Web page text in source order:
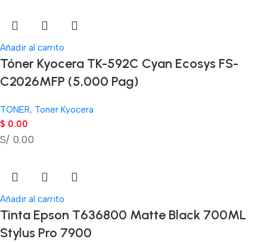
Añadir al carrito
Tóner Kyocera TK-592C Cyan Ecosys FS-
C2026MFP (5,000 Pag)
TONER, Toner Kyocera
$ 0.00
S/ 0.00
Añadir al carrito
Tinta Epson T636800 Matte Black 700ML
Stylus Pro 7900